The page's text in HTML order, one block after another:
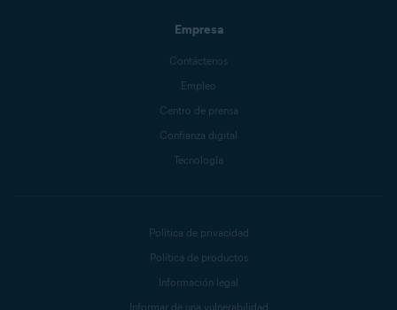
Empresa
Contáctenos
Empleo
Centro de prensa
Confianza digital
Tecnología
Política de privacidad
Política de productos
Información legal
Informar de una vulnerabilidad